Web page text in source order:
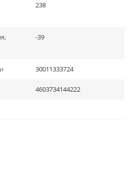
238
-39
30011333724
4603734144222